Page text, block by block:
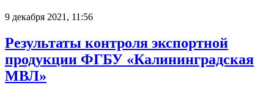
9 декабря 2021, 11:56
Результаты контроля экспортной
продукции ФГБУ «Калининградская
МВЛ»